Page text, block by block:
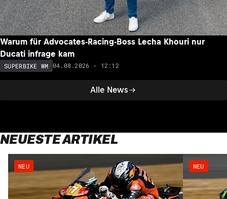
Alle News
Warum für Advocates-Racing-Boss Lecha Khouri nur
Ducati infrage kam
SUPERBIKE WM 04.08.2026 - 12:12
NEUESTE ARTIKEL
NEU NEU